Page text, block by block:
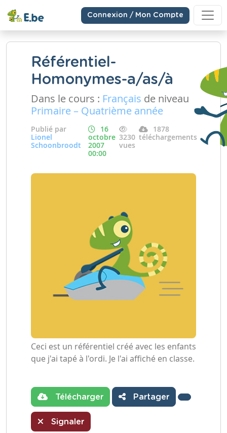
Connexion / Mon Compte
Référentiel-
Homonymes-a/as/à
Dans le cours : Français de niveau
Primaire – Quatrième année
Publié par
Lionel
Schoonbroodt
16
octobre
2007
00:00
3230
vues
1878
téléchargements
Ceci est un référentiel créé avec les enfants
que j'ai tapé à l'ordi. Je l'ai affiché en classe.
Télécharger Partager
Signaler